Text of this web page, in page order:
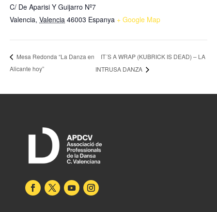
C/ De Aparisi Y Guijarro Nº7
Valencia, Valencia 46003 Espanya + Google Map
Mesa Redonda “La Danza en
Alicante hoy”
IT´S A WRAP (KUBRICK IS DEAD) – LA
INTRUSA DANZA